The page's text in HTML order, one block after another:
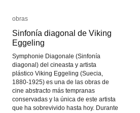
obras
Sinfonía diagonal de Viking
Eggeling
Symphonie Diagonale (Sinfonía
diagonal) del cineasta y artista
plástico Viking Eggeling (Suecia,
1880-1925) es una de las obras de
cine abstracto más tempranas
conservadas y la única de este artista
que ha sobrevivido hasta hoy. Durante
obras
Sinfonía diagonal de Viking
Eggeling